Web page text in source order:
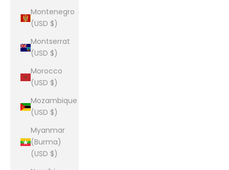
Montenegro
(USD $)
Montserrat
(USD $)
Morocco
(USD $)
Mozambique
(USD $)
Myanmar
(Burma)
(USD $)